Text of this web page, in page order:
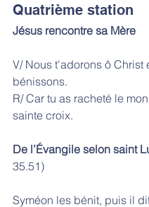
Quatrième station
Jésus rencontre sa Mère
V/ Nous t'adorons ô Christ
bénissons.
R/ Car tu as racheté le
sainte croix.
De l’Évangile selon saint
35.51)
Syméon les bénit, puis il